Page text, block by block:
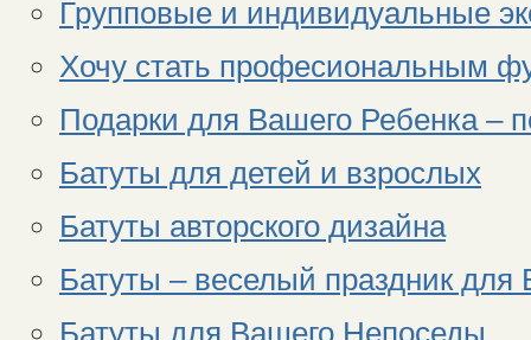
Групповые и индивидуальные
Хочу стать професиональным
Подарки для Вашего Ребенка –
Батуты для детей и взрослых
Батуты авторского дизайна
Батуты – веселый праздник для
Батуты для Вашего Непоседы